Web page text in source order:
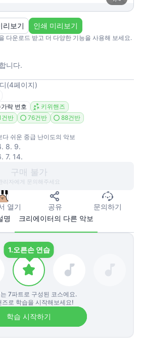
다운로드 받고 더 다양한 기능을 사용해 보세요.
리보기 인쇄 미리보기
니다.
(4페이지)
가락 번호 키위핸즈
건반 76건반 88건반
다 쉬운 중급 난이도의 악보
8. 9.
7. 14.
구매 불가
리자에게 문의해주세요
열기 공유
문의하기
명 크리에이터의 다른 악보
1.오른손 연습
7파트로 구성된 코스에요.
즈로 학습을 시작해보세요!
학습 시작하기